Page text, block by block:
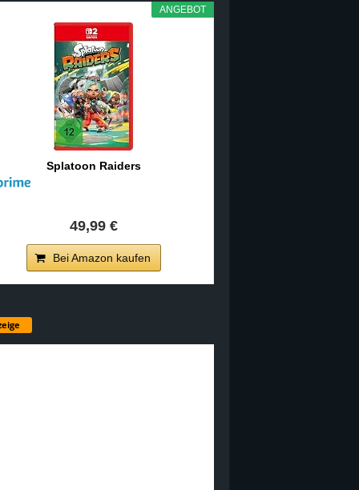
ANGEBOT
Splatoon Raiders
49,99 €
Bei Amazon kaufen